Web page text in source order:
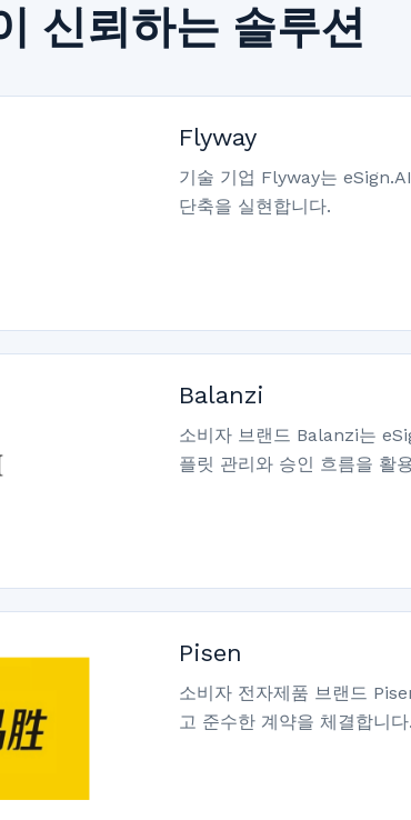
신뢰하는 솔루션
Flyway
기술 기업 Flyway는
단축을 실현합니다.
Balanzi
소비자 브랜드 Balanzi는
플릿 관리와 승인 흐름을 활
Pisen
소비자 전자제품 브랜드
고 준수한 계약을 체결합니다.